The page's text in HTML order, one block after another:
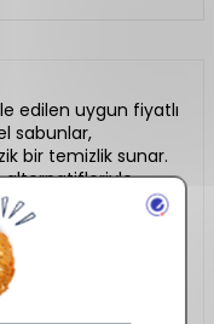
edilen uygun fiyatlı
sabunlar,
bir temizlik sunar.
alternatifleriyle
rutininizi doğal
bir markadır.